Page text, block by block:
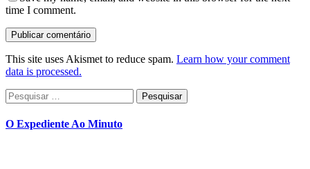
time I comment.
This site uses Akismet to reduce spam. Learn how your comment
data is processed.
Pesquisar
por:
O Expediente Ao Minuto